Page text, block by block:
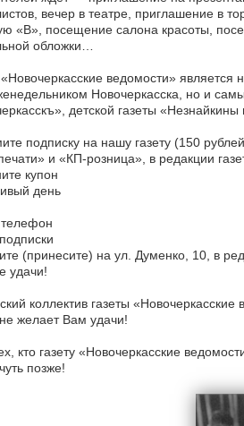
вечер в театре, приглашение в
«В», посещение салона красоты,
обложки…
«Новочеркасские ведомости»
Новочеркасска, но и
детской газеты
подписку на нашу газету (150
и «КП-розница», в редакции
купон
день
(принесите) на ул. Думенко, 10, в
удачи!
коллектив газеты «Новочеркасские
желает Вам удачи!
кто газету «Новочеркасские
позже!